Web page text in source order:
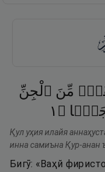
مِّنَ ٱلْجِنِّ
۝ ١
Қул уҳия илайя
инна самиъна Қур-анан
Бигӯ: «Ваҳй